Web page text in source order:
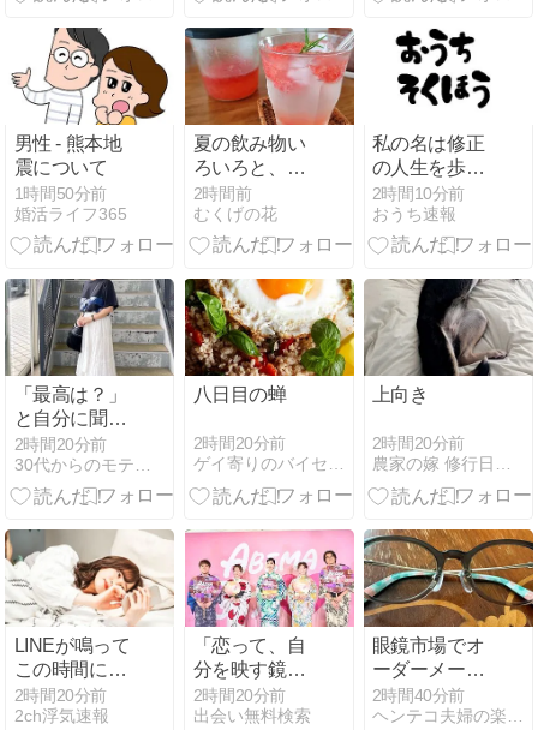
を散歩中 当時
は波浪注意報
千葉・いすみ
市
普通か？
男性 - 熊本地
震について
1時間50分前
婚活ライフ365
夏の飲み物い
ろいろと、ガ
ラスのストロ
ー
2時間前
むくげの花
私の名は修正
の人生を歩ん
できた。別に
キラキラネー
ムじゃないの
2時間10分前
おうち速報
「最高は？」
と自分に聞く
と起こること
が変わる。
2時間20分前
八日目の蝉
2時間20分前
上向き
2時間20分前
LINEが鳴って
この時間にお
かしいなと思
い、追い詰め
2時間20分前
2ch浮気速報
「恋って、自
分を映す鏡や
ん？」
ABEMA恋リ
2時間20分前
出会い無料検索
眼鏡市場でオ
ーダーメード
老眼鏡
2時間40分前